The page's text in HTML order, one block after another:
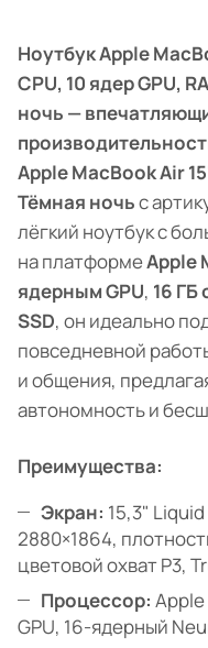
Ноутбук Apple
CPU, 10 ядер GPU,
ночь —
Apple MacBook Air
Тёмная ночьс
лёгкий ноутбук с
на платформеApple
ядерным GPU, 16 ГБ
SSD, он идеально
повседневной
и общения,
автономность и
Преимущества:
Экран: 15,3"
2880×1864,
цветовой охват P3,
Процессор: Apple
GPU, 16-ядерный